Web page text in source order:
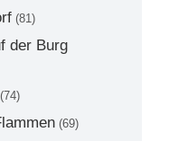
(81)
der Burg
(74)
(69)